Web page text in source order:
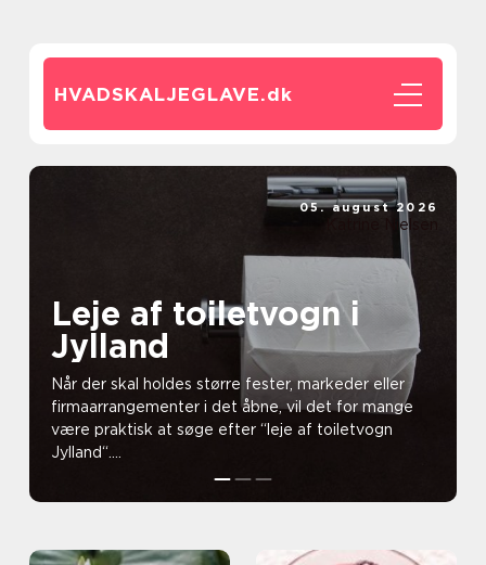
HVADSKALJEGLAVE.dk
Leje af toiletvogn i
Jylland
Når der skal holdes større fester, markeder eller
firmaarrangementer i det åbne, vil det for mange
være praktisk at søge efter “leje af toiletvogn
Jylland“....
05. august 2026
Katrine Nielsen